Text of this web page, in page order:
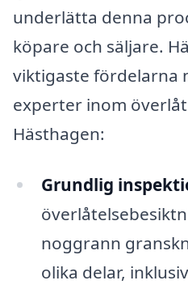
underlätta denna
köpare och säljare.
viktigaste fördelarna
experter inom
Hästhagen:
Grundlig
noggrann
olika delar,